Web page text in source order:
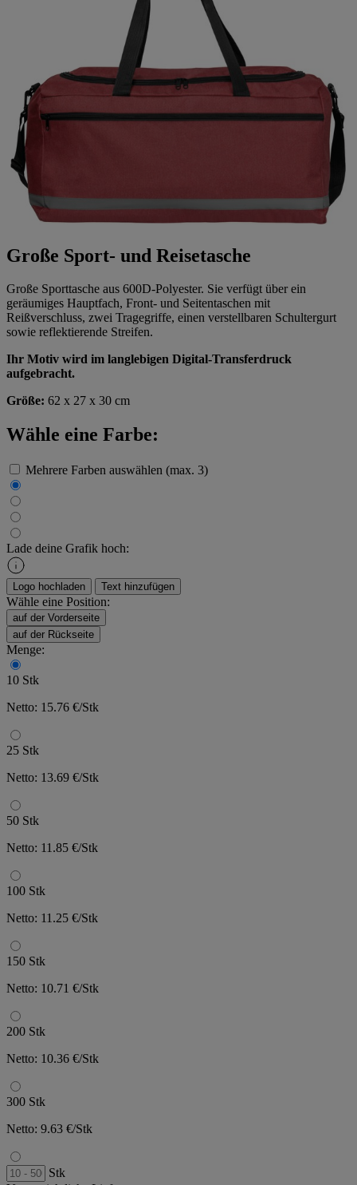
Große Sport- und Reisetasche
Große Sporttasche aus 600D-Polyester. Sie verfügt über ein
geräumiges Hauptfach, Front- und Seitentaschen mit
Reißverschluss, zwei Tragegriffe, einen verstellbaren Schultergurt
sowie reflektierende Streifen.
Ihr Motiv wird im langlebigen Digital-Transferdruck
aufgebracht.
Größe: 62 x 27 x 30 cm
Wähle eine Farbe:
Mehrere Farben auswählen (max. 3)
Lade deine Grafik hoch:
Logo hochladen Text hinzufügen
Wähle eine Position:
auf der Vorderseite
auf der Rückseite
Menge:
10 Stk
Netto: 15.76 €/Stk
25 Stk
Netto: 13.69 €/Stk
50 Stk
Netto: 11.85 €/Stk
100 Stk
Netto: 11.25 €/Stk
150 Stk
Netto: 10.71 €/Stk
200 Stk
Netto: 10.36 €/Stk
300 Stk
Netto: 9.63 €/Stk
Stk